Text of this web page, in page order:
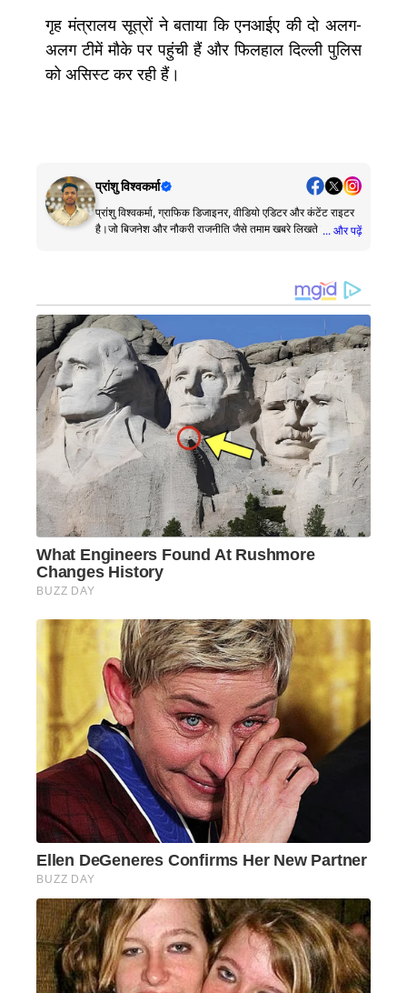
गृह मंत्रालय सूत्रों ने बताया कि एनआईए की दो अलग-
अलग टीमें मौके पर पहुंची हैं और फिलहाल दिल्ली पुलिस
को असिस्ट कर रही हैं।
प्रांशु विश्वकर्मा
प्रांशु विश्वकर्मा, ग्राफिक डिजाइनर, वीडियो एडिटर और कंटेंट राइटर
है।जो बिजनेश और नौकरी राजनीति जैसे तमाम खबरे लिखते है।... और पढ़ें